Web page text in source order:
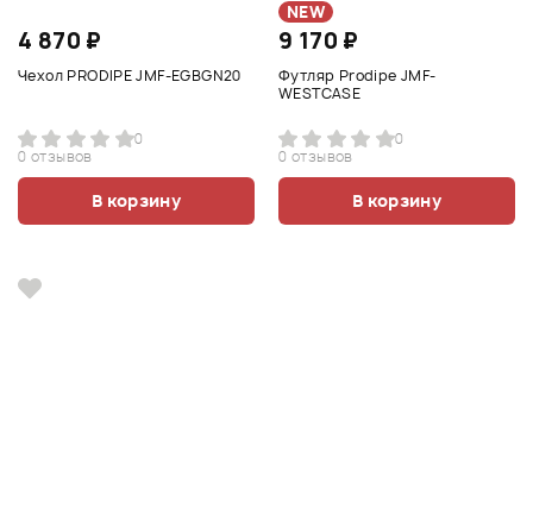
4 870 ₽
Чехол PRODIPE JMF-EGBGN20
0
0 отзывов
В корзину
NEW
9 170 ₽
Футляр Prodipe JMF-
WESTCASE
0
0 отзывов
В корзину